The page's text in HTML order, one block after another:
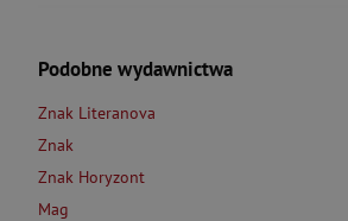
Podobne wydawnictwa
Znak Literanova
Znak
Znak Horyzont
Mag